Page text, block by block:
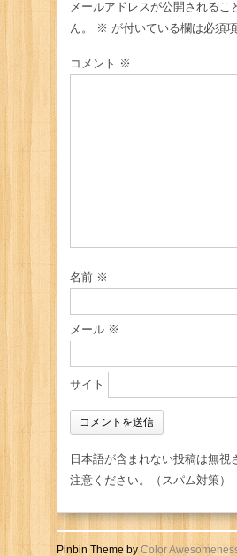
メールアドレスが公開されるこ
ん。
※ が付いている欄は必須
コメント ※
名前 ※
メール ※
サイト
日本語が含まれない投稿は無視
注意ください。（スパム対策）
Pinbin Theme by Color